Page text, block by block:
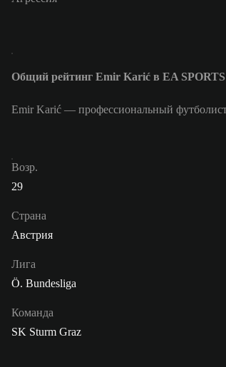
Общий рейтинг Emir Karić в EA
Emir Karić — профессиональный
Возр.
29
Страна
Австрия
Лига
Ö. Bundesliga
Команда
SK Sturm Graz